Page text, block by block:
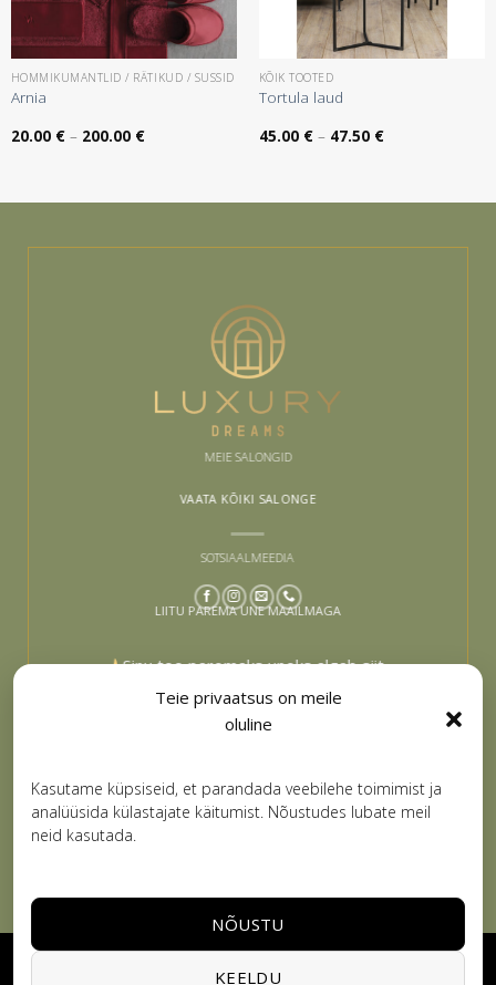
Teie privaatsus on meile
oluline
Kasutame küpsiseid, et parandada veebilehe toimimist ja
analüüsida külastajate käitumist. Nõustudes lubate meil
neid kasutada.
NÕUSTU
KEELDU
HOMMIKUMANTLID / RÄTIKUD / SUSSID
Arnia
20.00 € – 200.00 €Hinnavahemik:
20.00 €
KÕIK TOOTED
Tortula laud
45.00 € – 47.50 €Hinnavahemik:
45.00 €
MEIE SALONGID
VAATA KÕIKI SALONGE
SOTSIAALMEEDIA
LIITU PAREMA UNE MAAILMAGA
Sinu tee paremaks uneks algab siit –
liitu ja lase end inspireerida
LIITUN
PayPal Stripe